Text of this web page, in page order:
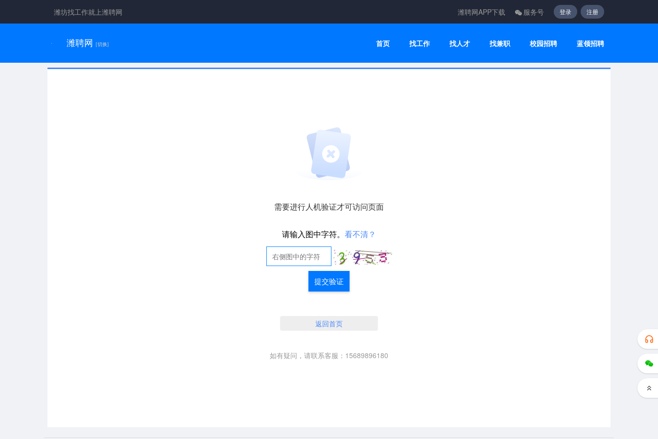
潍坊找工作就上潍聘网 潍聘网APP下载 服务号 登录 注册
潍聘网 [切换] 首页 找工作 找人才 找兼职 校园招聘 蓝领招聘
需要进行人机验证才可访问页面
请输入图中字符。 看不清？
提交验证
返回首页
如有疑问，请联系客服：15689896180